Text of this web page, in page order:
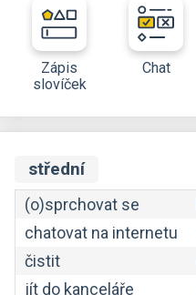
Zápis
slovíček
Chat
střední
(o)sprchovat se
chatovat na internetu
čistit
jít do kanceláře